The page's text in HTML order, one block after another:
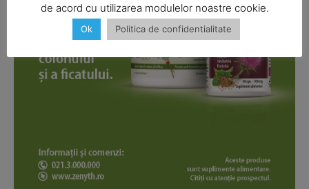
Company
About
de acord cu utilizarea modulelor noastre cookie.
Ok Politica de confidentialitate